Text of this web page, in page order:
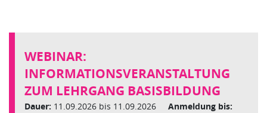
WEBINAR:
INFORMATIONSVERANSTALTUNG
ZUM LEHRGANG BASISBILDUNG
Dauer: 11.09.2026 bis 11.09.2026 Anmeldung bis: